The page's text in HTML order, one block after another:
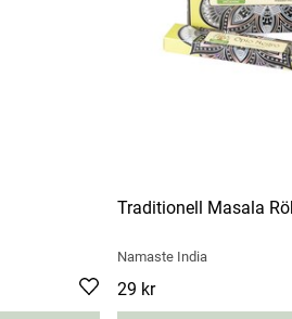
Traditionell Masala
Namaste India
Pris:29 kr
29 kr